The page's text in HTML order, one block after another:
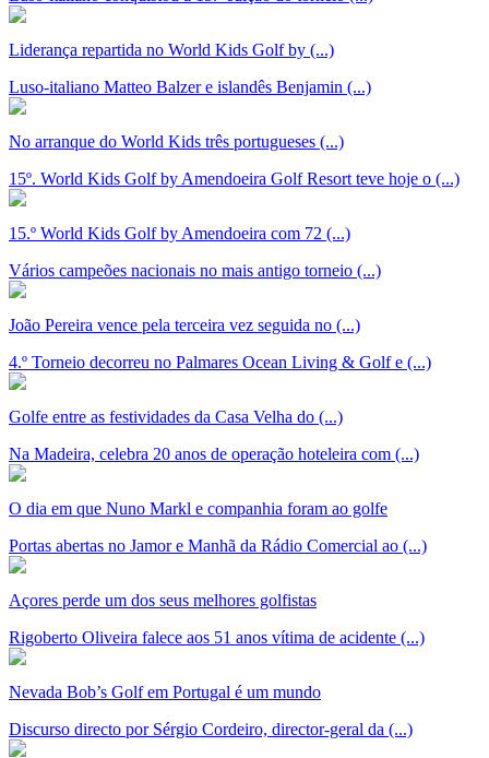
Liderança repartida no World Kids Golf by (...)
Luso-italiano Matteo Balzer e islandês Benjamin (...)
No arranque do World Kids três portugueses (...)
15º. World Kids Golf by Amendoeira Golf Resort teve hoje o (...)
15.º World Kids Golf by Amendoeira com 72 (...)
Vários campeões nacionais no mais antigo torneio (...)
João Pereira vence pela terceira vez seguida no (...)
4.º Torneio decorreu no Palmares Ocean Living & Golf e (...)
Golfe entre as festividades da Casa Velha do (...)
Na Madeira, celebra 20 anos de operação hoteleira com (...)
O dia em que Nuno Markl e companhia foram ao golfe
Portas abertas no Jamor e Manhã da Rádio Comercial ao (...)
Açores perde um dos seus melhores golfistas
Rigoberto Oliveira falece aos 51 anos vítima de acidente (...)
Nevada Bob’s Golf em Portugal é um mundo
Discurso directo por Sérgio Cordeiro, director-geral da (...)